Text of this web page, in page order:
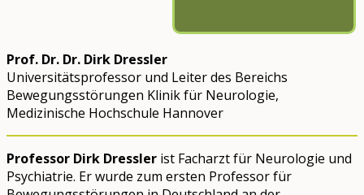
Prof. Dr. Dr. Dirk Dressler
Universitätsprofessor und Leiter des Bereichs
Bewegungsstörungen Klinik für Neurologie,
Medizinische Hochschule Hannover
Professor Dirk Dressler ist Facharzt für Neurologie und
Psychiatrie. Er wurde zum ersten Professor für